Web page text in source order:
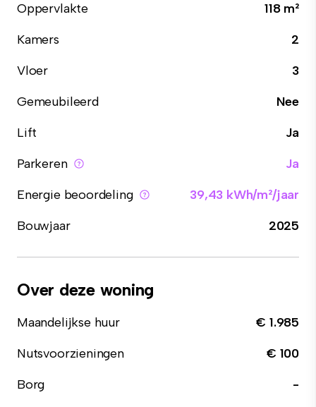
Oppervlakte
118 m²
Kamers
2
Vloer
3
Gemeubileerd
Nee
Lift
Ja
Parkeren
Ja
Energie beoordeling
39,43 kWh/m²/jaar
Bouwjaar
2025
Over deze woning
Maandelijkse huur
€ 1.985
Nutsvoorzieningen
€ 100
Borg
-